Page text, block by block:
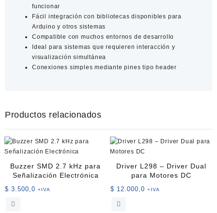
funcionar
Fácil integración con bibliotecas disponibles para
Arduino y otros sistemas
Compatible con muchos entornos de desarrollo
Ideal para sistemas que requieren interacción y
visualización simultánea
Conexiones simples mediante pines tipo header
Productos relacionados
Buzzer SMD 2.7 kHz para
Señalización Electrónica
$ 3.500,0 +IVA
Driver L298 – Driver Dual
para Motores DC
$ 12.000,0 +IVA